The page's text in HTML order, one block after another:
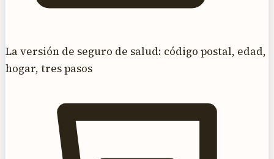
La versión de seguro de salud: código postal, edad,
hogar, tres pasos